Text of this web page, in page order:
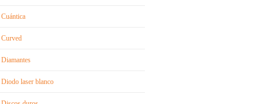
Cuántica
Curved
Diamantes
Diodo laser blanco